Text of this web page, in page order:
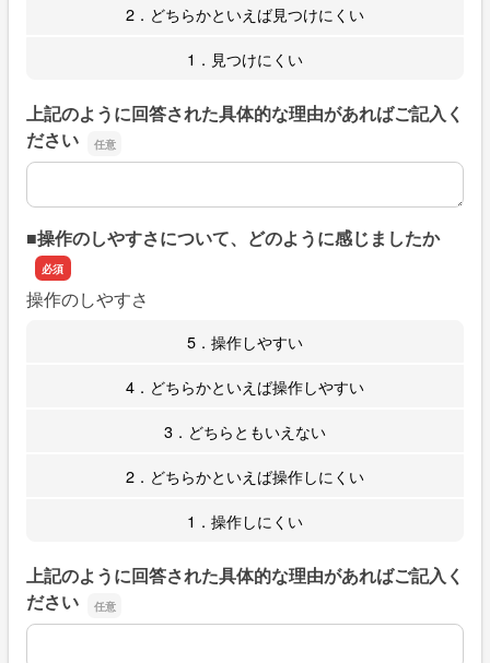
2．どちらかといえば見つけにくい
1．見つけにくい
上記のように回答された具体的な理由があればご記入く
ださい
上記のように回答された具体的な理由があればご記入くだ
■操作のしやすさについて、どのように感じましたか
操作のしやすさ
5．操作しやすい
4．どちらかといえば操作しやすい
3．どちらともいえない
2．どちらかといえば操作しにくい
1．操作しにくい
上記のように回答された具体的な理由があればご記入く
ださい
上記のように回答された具体的な理由があればご記入くだ